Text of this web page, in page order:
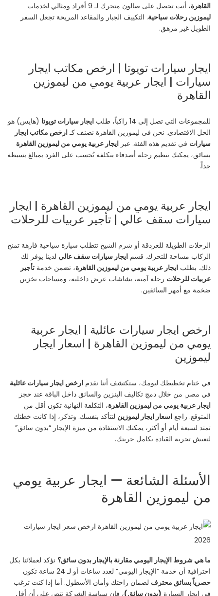
القاهرة، أنت تحصل على صالون متحرك لـ 9 أفراد ومثالي لخدمات
ليموزين رحلات سياحية. التكييف الجبار والمقاعد المريحة تجعل السفر
الطويل غير مرهق.
ايجار سيارات تويوتا | ارخص مكاتب ايجار
سيارات | ايجار عربية يومي من ليموزين
القاهرة
للمجموعات التي تصل إلى 14 راكباً، طلب ايجار سيارات تويوتا (هايس) هو
الحل الاقتصادي. نحن في ليموزين القاهرة نصنف كـارخص مكاتب ايجار
سيارات في تقديم هذه الفئة. عبر ايجار عربية يومي من ليموزين القاهرة
بسائق، يمكنك تنظيم رحلة أصدقاء بتكلفة تُحسب على الفرد بمبالغ بسيطة
جداً.
ايجار عربية يومي من ليموزين القاهرة | ايجار
سيارات سقف عالي | تأجير عربيات للرحلات
الرحلات الطويلة للغردقة أو شرم الشيخ تتطلب سيارة سياحية فارهة تمنح
الركاب مساحة للتحرك. قسم ايجار سيارات سقف عالي لدينا يوفر لك
ذلك. بطلب ايجار عربية يومي من ليموزين القاهرة، تضمن خدمة تأجير
عربيات للرحلات رحلة آمنة، بشاشات عرض داخلية، ومساحات تخزين
ضخمة مع أمهر السائقين.
ارخص ايجار سيارات عائلية | ايجار عربية
يومي من ليموزين القاهرة | اسعار ايجار
ليموزين
في ختام تخطيطك ليومك، ستكتشف أننا نقدم ارخص ايجار سيارات عائلية
في مصر. من خلال دمج تكاليف البنزين والسائق داخل الباقة عند حجز
ايجار عربية يومي من ليموزين القاهرة، التكلفة النهائية تكون أقل من
المتوقع. راجع اسعار ايجار ليموزين لتتأكد بنفسك. وتذكر، إذا كانت خطتك
تمتد لسبعة أيام أو أكثر، يمكنك الاستفادة من ميزة الإيجار “بدون سائق”
لتعيش تجربة القيادة بكامل حريتك.
الأسئلة الشائعة — ايجار عربية يومي
من ليموزين القاهرة
ما هي شروط الإيجار اليومي مقارنة بالإيجار بدون سائق؟ نؤكد لعملائنا بكل
احترافية أن خدمة “الإيجار اليومي” لعدد ساعات أو لـ 24 ساعة تكون
حصرياً بسائق محترف لضمان راحتك وأمان الأسطول. أما إذا كنت ترغب
في إيجار السيارة (بدون سائق)، فإن سياسة الشركة تنص على أن أقل